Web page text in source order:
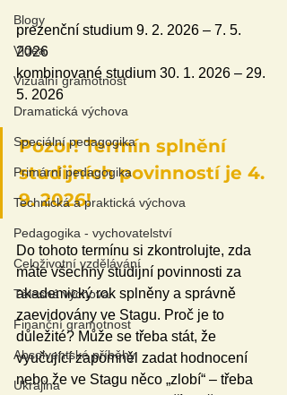
Blogy
Videa
Vizuální gramotnost
Dramatická výchova
Speciální pedagogika
Primární pedagogika
Technická a praktická výchova
Pedagogika - vychovatelství
Celoživotní vzdělávání
Tělesná výchova
Finanční gramotnost
Absolventské příběhy
Ukrajina
prezenční studium 9. 2. 2026 – 7. 5.
2026
kombinované studium 30. 1. 2026 – 29.
5. 2026
Pozor! Termín splnění
studijních povinností je 4.
9. 2026!
Do tohoto termínu si zkontrolujte, zda
máte všechny studijní povinnosti za
akademický rok splněny a správně
zaevidovány ve Stagu. Proč je to
důležité? Může se třeba stát, že
vyučující zapomněl zadat hodnocení
nebo že ve Stagu něco „zlobí“ – třeba